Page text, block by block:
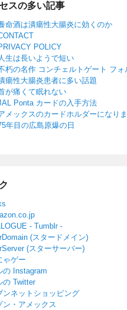
スの多い記事
命酒は潰瘍性大腸炎に効くのか
POLICY
生は長いようで短い
朽の名作 コンチェルトゲート フォ
瘍性大腸炎患者に多い話題
が痛くて眠れない
Ponta カードの入手方法
メックスのカードホルダーになり
年目の広島原爆の日
- Tumblr -
(スタードメイン)
(スターサーバー)
ゃゲー
の Instagram
の Twitter
ンネットショッピング
ン・アメックス